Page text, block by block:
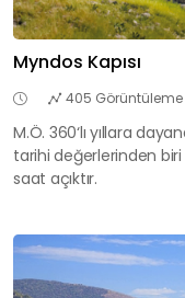
Myndos Kapısı
405 Görüntüleme
M.Ö. 360‘lı yıllara
tarihi değerlerinden
saat açıktır.